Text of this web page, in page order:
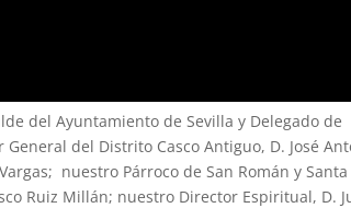
del Ayuntamiento de Sevilla y Delegado de
del Distrito Casco Antiguo, D. José
nuestro Párroco de San Román y Santa
Ruiz Millán; nuestro Director Espiritual, D.